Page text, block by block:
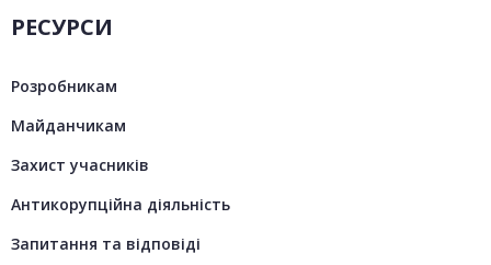
РЕСУРСИ
Розробникам
Майданчикам
Захист учасників
Антикорупційна діяльність
Запитання та відповіді